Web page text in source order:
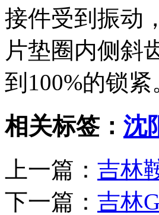
接件受到振动
片垫圈内侧斜
到100%的锁紧
相关标签： 沈
上一篇： 吉林
下一篇： 吉林